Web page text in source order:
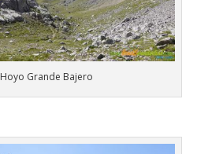
Hoyo Grande Bajero